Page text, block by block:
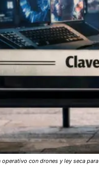
con drones y ley seca